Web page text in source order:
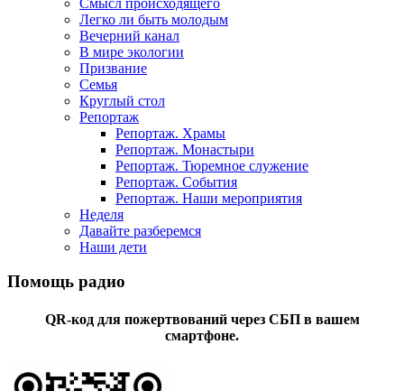
Легко ли быть молодым
Вечерний канал
В мире экологии
Призвание
Семья
Круглый стол
Репортаж
Репортаж. Храмы
Репортаж. Монастыри
Репортаж. Тюремное служение
Репортаж. События
Репортаж. Наши мероприятия
Неделя
Давайте разберемся
Наши дети
Помощь радио
QR-код для пожертвований через СБП в вашем
смартфоне.